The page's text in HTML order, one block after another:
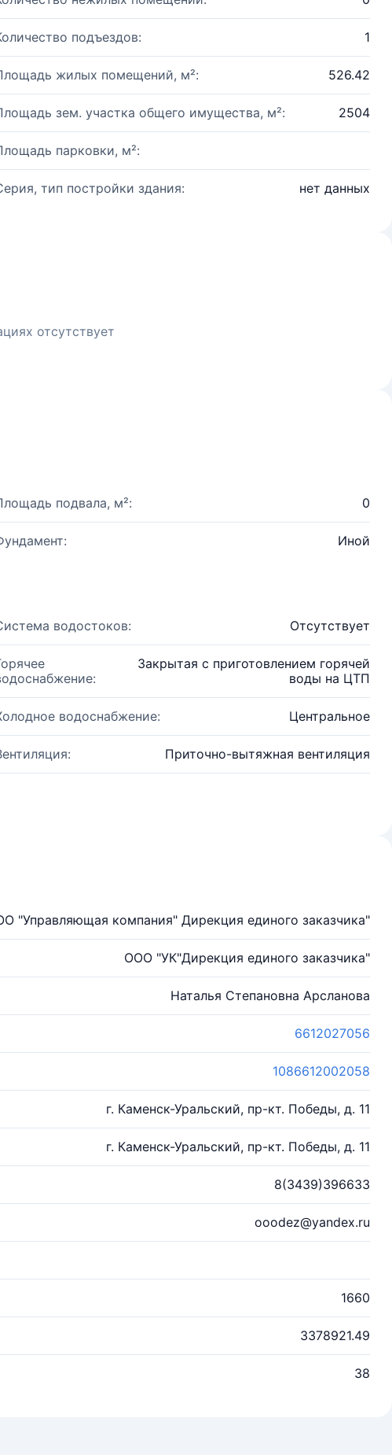
подъездов: 1
жилых помещений, м²: 526.42
зем. участка общего имущества, м²: 2504
парковки, м²:
тип постройки здания: нет данных
отсутствует
подвала, м²: 0
Иной
водостоков: Отсутствует
Закрытая с приготовлением горячей
воды на ЦТП
водоснабжение: Центральное
Приточно-вытяжная вентиляция
"Управляющая компания" Дирекция единого заказчика"
ООО "УК"Дирекция единого заказчика"
Наталья Степановна Арсланова
6612027056
1086612002058
г. Каменск-Уральский, пр-кт. Победы, д. 11
г. Каменск-Уральский, пр-кт. Победы, д. 11
8(3439)396633
ooodez@yandex.ru
1660
3378921.49
38